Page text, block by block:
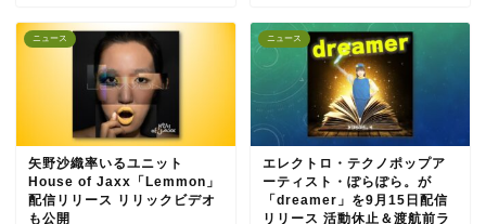
ニュース
矢野沙織率いるユニット
House of Jaxx「Lemmon」
配信リリース リリックビデオ
も公開
ニュース
エレクトロ・テクノポップア
ーティスト・ぽらぽら。が
「dreamer」を9月15日配信
リリース 活動休止＆渡航前ラ